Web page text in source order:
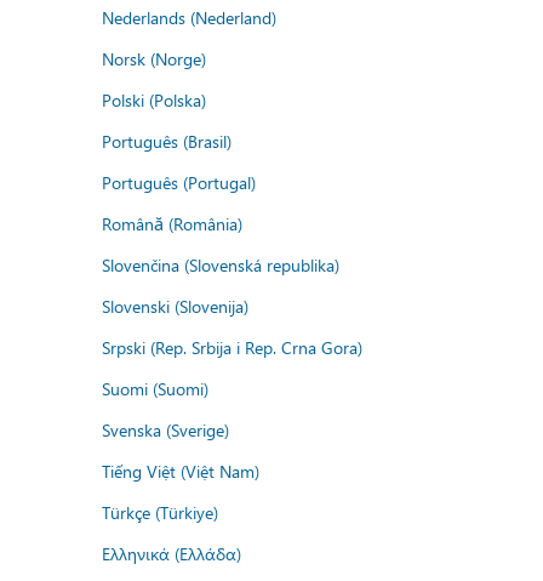
Nederlands (Nederland)
Norsk (Norge)
Polski (Polska)
Português (Brasil)
Português (Portugal)
Română (România)
Slovenčina (Slovenská republika)
Slovenski (Slovenija)
Srpski (Rep. Srbija i Rep. Crna Gora)
Suomi (Suomi)
Svenska (Sverige)
Tiếng Việt (Việt Nam)
Türkçe (Türkiye)
Ελληνικά (Ελλάδα)